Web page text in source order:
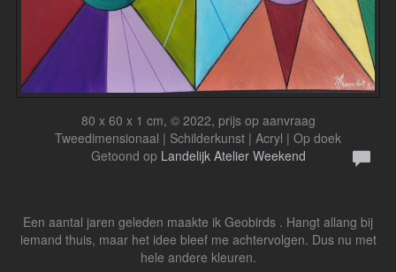
80 x 60 x 1 cm, © 2022, prijs op aanvraag
Tweedimensionaal | Schilderkunst | Acryl | Op doek
Getoond op Landelijk Atelier Weekend
Een aantal jaren geleden maakte ik Geobirds . Hangt allang bij
iemand thuis, maar het idee bleef me achtervolgen. Dus nu met
hele andere kleuren.